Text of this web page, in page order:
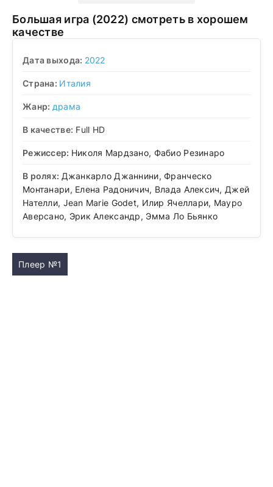
Большая игра (2022) смотреть в хорошем
качестве
Дата выхода: 2022
Страна: Италия
Жанр: драма
В качестве: Full HD
Режиссер: Николя Мардзано, Фабио Резинаро
В ролях: Джанкарло Джаннини, Франческо
Монтанари, Елена Радоничич, Влада Алексич, Джей
Нателли, Jean Marie Godet, Илир Ячеллари, Мауро
Аверсано, Эрик Александр, Эмма Ло Бьянко
Плеер №1